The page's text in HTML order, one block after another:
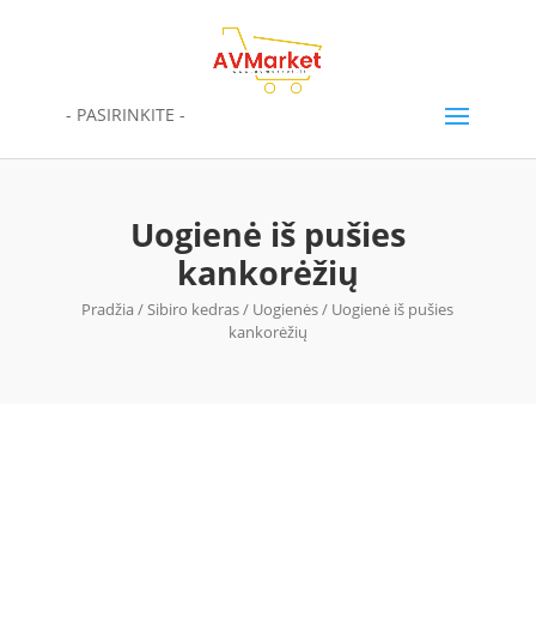
- PASIRINKITE -
Uogienė iš pušies
kankorėžių
Pradžia /Sibiro kedras/ Uogienės/ Uogienė iš pušies
kankorėžių